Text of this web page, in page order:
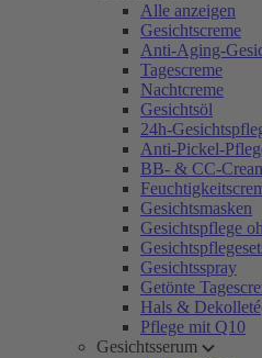
Alle anzeigen
Gesichtscreme
Anti-Aging-
Tagescreme
Nachtcreme
Gesichtsöl
24h-
Anti-Pickel-
BB- & CC-
Gesichtsmasken
Gesichtspflege
Gesichtsspray
Getönte
Hals & Dekolleté
Pflege mit Q10
Gesichtsserum